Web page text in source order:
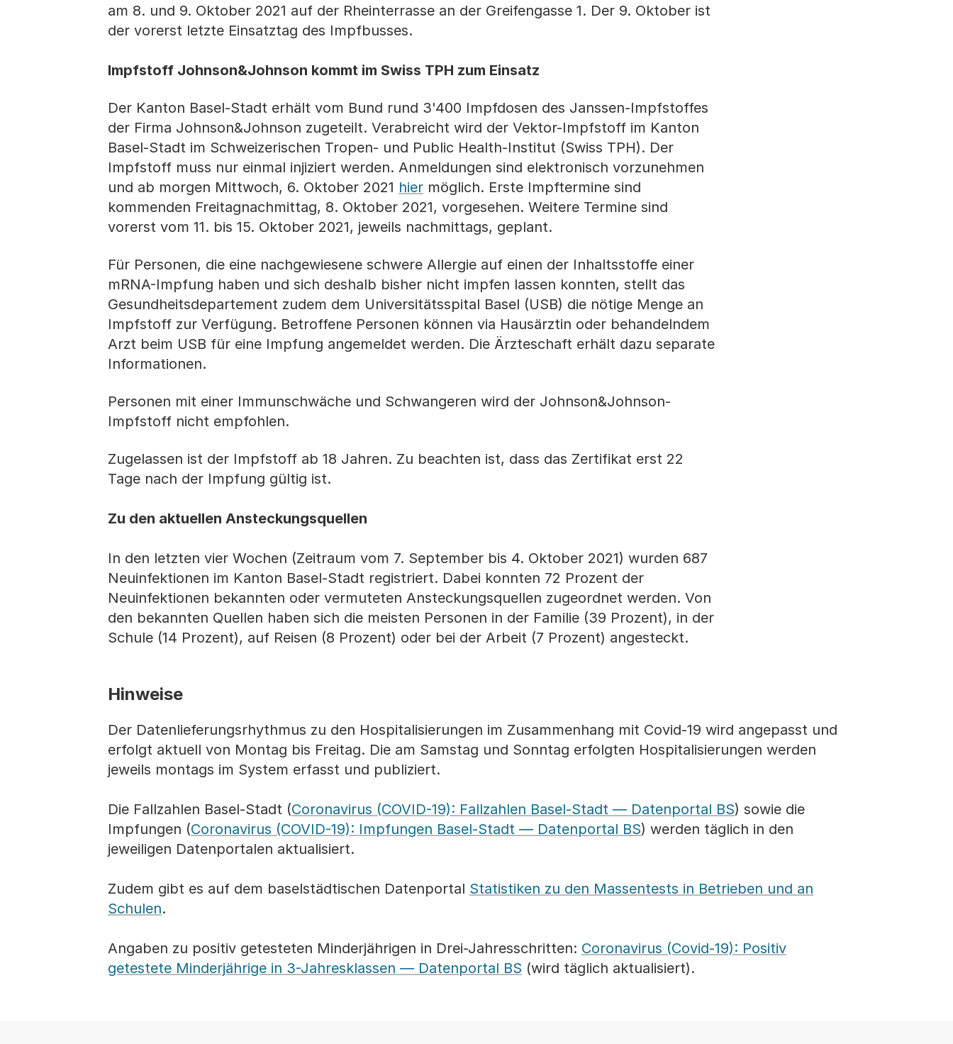
am 8. und 9. Oktober 2021 auf der Rheinterrasse an der Greifengasse 1. Der 9. Oktober ist
der vorerst letzte Einsatztag des Impfbusses.
Impfstoff Johnson&Johnson kommt im Swiss TPH zum Einsatz
Der Kanton Basel-Stadt erhält vom Bund rund 3'400 Impfdosen des Janssen-Impfstoffes
der Firma Johnson&Johnson zugeteilt. Verabreicht wird der Vektor-Impfstoff im Kanton
Basel-Stadt im Schweizerischen Tropen- und Public Health-Institut (Swiss TPH). Der
Impfstoff muss nur einmal injiziert werden. Anmeldungen sind elektronisch vorzunehmen
und ab morgen Mittwoch, 6. Oktober 2021 hier möglich. Erste Impftermine sind
kommenden Freitagnachmittag, 8. Oktober 2021, vorgesehen. Weitere Termine sind
vorerst vom 11. bis 15. Oktober 2021, jeweils nachmittags, geplant.
Für Personen, die eine nachgewiesene schwere Allergie auf einen der Inhaltsstoffe einer
mRNA-Impfung haben und sich deshalb bisher nicht impfen lassen konnten, stellt das
Gesundheitsdepartement zudem dem Universitätsspital Basel (USB) die nötige Menge an
Impfstoff zur Verfügung. Betroffene Personen können via Hausärztin oder behandelndem
Arzt beim USB für eine Impfung angemeldet werden. Die Ärzteschaft erhält dazu separate
Informationen.
Personen mit einer Immunschwäche und Schwangeren wird der Johnson&Johnson-
Impfstoff nicht empfohlen.
Zugelassen ist der Impfstoff ab 18 Jahren. Zu beachten ist, dass das Zertifikat erst 22
Tage nach der Impfung gültig ist.
Zu den aktuellen Ansteckungsquellen
In den letzten vier Wochen (Zeitraum vom 7. September bis 4. Oktober 2021) wurden 687
Neuinfektionen im Kanton Basel-Stadt registriert. Dabei konnten 72 Prozent der
Neuinfektionen bekannten oder vermuteten Ansteckungsquellen zugeordnet werden. Von
den bekannten Quellen haben sich die meisten Personen in der Familie (39 Prozent), in der
Schule (14 Prozent), auf Reisen (8 Prozent) oder bei der Arbeit (7 Prozent) angesteckt.
Hinweise
Der Datenlieferungsrhythmus zu den Hospitalisierungen im Zusammenhang mit Covid-19 wird angepasst und
erfolgt aktuell von Montag bis Freitag. Die am Samstag und Sonntag erfolgten Hospitalisierungen werden
jeweils montags im System erfasst und publiziert.
Die Fallzahlen Basel-Stadt (Coronavirus (COVID-19): Fallzahlen Basel-Stadt — Datenportal BS) sowie die
Impfungen (Coronavirus (COVID-19): Impfungen Basel-Stadt — Datenportal BS) werden täglich in den
jeweiligen Datenportalen aktualisiert.
Zudem gibt es auf dem baselstädtischen Datenportal Statistiken zu den Massentests in Betrieben und an
Schulen.
Angaben zu positiv getesteten Minderjährigen in Drei-Jahresschritten: Coronavirus (Covid-19): Positiv
getestete Minderjährige in 3-Jahresklassen — Datenportal BS (wird täglich aktualisiert).